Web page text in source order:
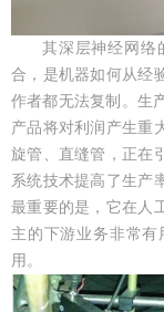
其深层神经网络
合，是机器如何从经
作者都无法复制。生
产品将对利润产生重
旋管、直缝管，正在
系统技术提高了生产
最重要的是，它在人
主的下游业务非常
用。